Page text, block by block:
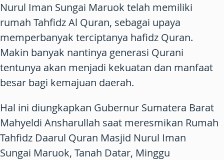
Nurul Iman Sungai Maruok telah memiliki
rumah Tahfidz Al Quran, sebagai upaya
memperbanyak terciptanya hafidz Quran.
Makin banyak nantinya generasi Qurani
tentunya akan menjadi kekuatan dan manfaat
besar bagi kemajuan daerah.
Hal ini diungkapkan Gubernur Sumatera Barat
Mahyeldi Ansharullah saat meresmikan Rumah
Tahfidz Daarul Quran Masjid Nurul Iman
Sungai Maruok, Tanah Datar, Minggu